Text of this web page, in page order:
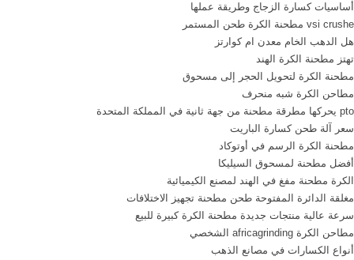
أساسيات كسارة الزجاج وطريقة عملها
vsi crushe مطحنة الكرة طحن المستمر
هل الدهب الخام معدن ام كوارتز
تهتز مطحنة الكرة الهند
مطحنة الكرة لتحويل الحجر إلى مسحوق
مطاحن الكرة شبه منحرف
pto يحركها مطرقة مطحنة من جهة ثانية في المملكة المتحدة
سعر آلة طحن كسارة الباريت
مطحنة الكرة الرسم في أوتوكاد
أفضل مطحنة لمسحوق السيليكا
الكرة مطحنة مفغ في الهند لمصنع الكيميائية
مغلقة الدائرة المفتوحة طحن مطحنة تجهيز الاختلافات
سرعة عالية منتجات جديدة مطحنة الكرة كبيرة للبيع
مطاحن الكرة africagrinding الشخصي
أنواع الكسارات في مصانع الذهب